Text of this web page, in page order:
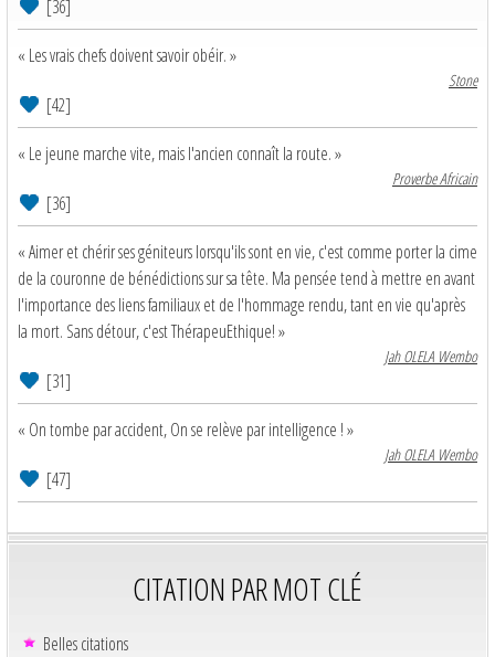
[36]
« Les vrais chefs doivent savoir obéir. »
Stone
[42]
« Le jeune marche vite, mais l'ancien connaît la route. »
Proverbe Africain
[36]
« Aimer et chérir ses géniteurs lorsqu'ils sont en vie, c'est comme porter la cime
de la couronne de bénédictions sur sa tête. Ma pensée tend à mettre en avant
l'importance des liens familiaux et de l'hommage rendu, tant en vie qu'après
la mort. Sans détour, c'est ThérapeuEthique! »
Jah OLELA Wembo
[31]
« On tombe par accident, On se relève par intelligence ! »
Jah OLELA Wembo
[47]
CITATION PAR MOT CLÉ
Belles citations